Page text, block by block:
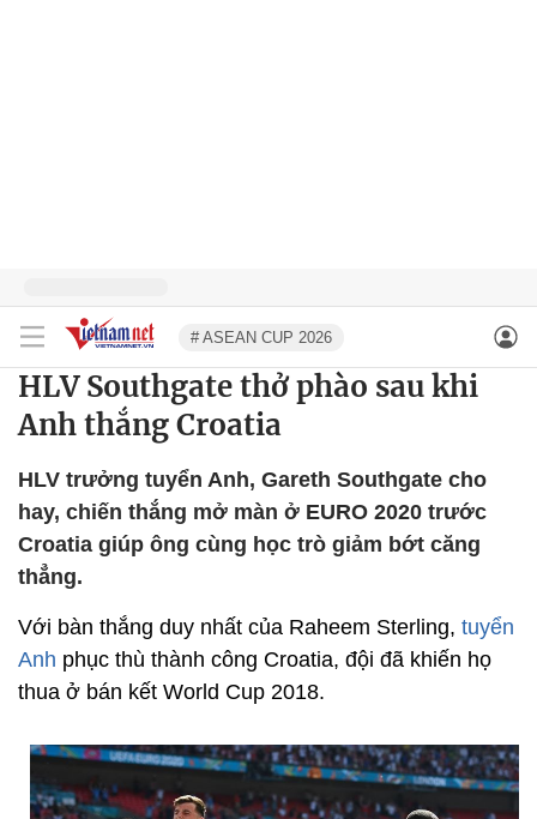
# ASEAN CUP 2026
HLV Southgate thở phào sau khi
Anh thắng Croatia
HLV trưởng tuyển Anh, Gareth Southgate cho
hay, chiến thắng mở màn ở EURO 2020 trước
Croatia giúp ông cùng học trò giảm bớt căng
thẳng.
Với bàn thắng duy nhất của Raheem Sterling, tuyển
Anh phục thù thành công Croatia, đội đã khiến họ
thua ở bán kết World Cup 2018.